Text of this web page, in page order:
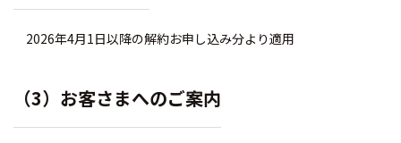
2026年4月1日以降の解約お申し込み分より適用
（3）お客さまへのご案内